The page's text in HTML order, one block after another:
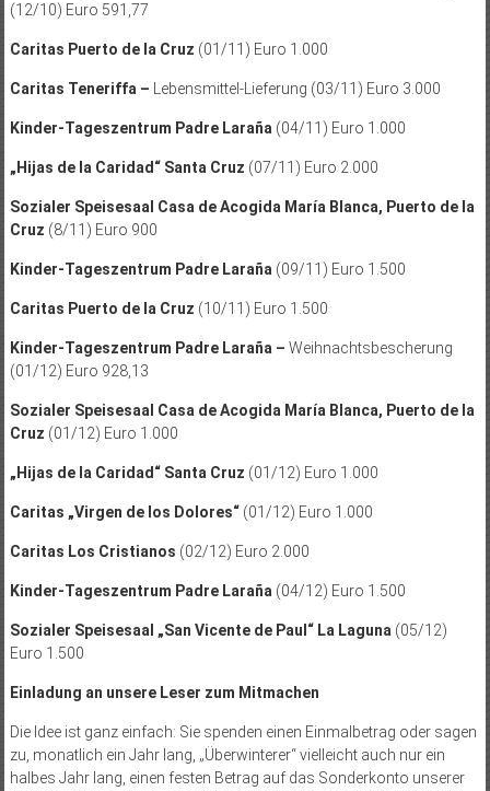
(12/10) Euro 591,77
Caritas Puerto de la Cruz (01/11) Euro 1.000
Caritas Teneriffa – Lebensmittel-Lieferung (03/11) Euro 3.000
Kinder-Tageszentrum Padre Laraña (04/11) Euro 1.000
„Hijas de la Caridad“ Santa Cruz (07/11) Euro 2.000
Sozialer Speisesaal Casa de Acogida María Blanca, Puerto de la
Cruz (8/11) Euro 900
Kinder-Tageszentrum Padre Laraña (09/11) Euro 1.500
Caritas Puerto de la Cruz (10/11) Euro 1.500
Kinder-Tageszentrum Padre Laraña – Weihnachtsbescherung
(01/12) Euro 928,13
Sozialer Speisesaal Casa de Acogida María Blanca, Puerto de la
Cruz (01/12) Euro 1.000
„Hijas de la Caridad“ Santa Cruz (01/12) Euro 1.000
Caritas „Virgen de los Dolores“(01/12) Euro 1.000
Caritas Los Cristianos (02/12) Euro 2.000
Kinder-Tageszentrum Padre Laraña (04/12) Euro 1.500
Sozialer Speisesaal „San Vicente de Paul“ La Laguna (05/12)
Euro 1.500
Einladung an unsere Leser zum Mitmachen
Die Idee ist ganz einfach: Sie spenden einen Einmalbetrag oder sagen
zu, monatlich ein Jahr lang, „Überwinterer“ vielleicht auch nur ein
halbes Jahr lang, einen festen Betrag auf das Sonderkonto unserer